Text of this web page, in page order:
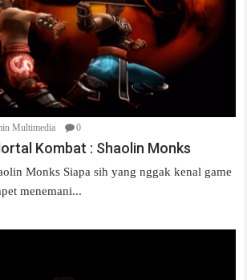
Multimedia 0
Kombat : Shaolin Monks
Monks Siapa sih yang nggak kenal game
menemani...